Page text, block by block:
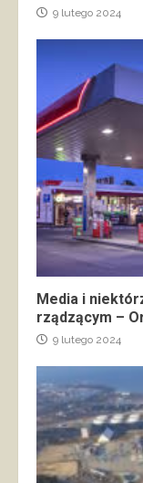
9 lutego 2024
Media i
rządzącym –
9 lutego 2024